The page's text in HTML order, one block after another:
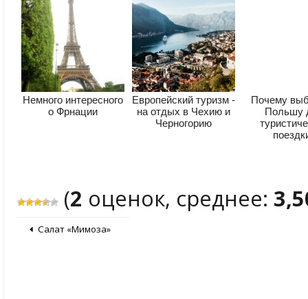
Немного интересного
о Фрнации
Европейский туризм -
на отдых в Чехию и
Черногорию
Почему
Польшу
(2 оценок, среднее:
Салат «Мимоза»